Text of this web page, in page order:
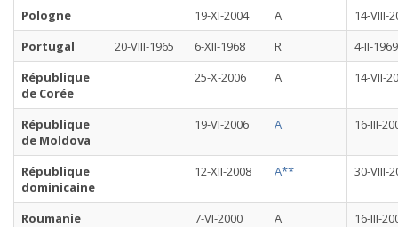
Pologne
19-XI-2004 A
14-VIII-
Portugal
20-VIII-1965 6-XII-1968 R
4-II-1969
République
de Corée
25-X-2006 A 14-VII-
République
de Moldova
19-VI-2006 A 16-III-
République
dominicaine
12-XII-2008 A** 30-VIII-
Roumanie 7-VI-2000 A
16-III-